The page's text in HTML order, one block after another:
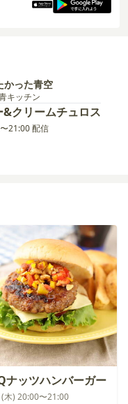
かった青空
キッチン
クリームチュロス
21:00 配信
ナッツハンバーガー
木) 20:00〜21:00